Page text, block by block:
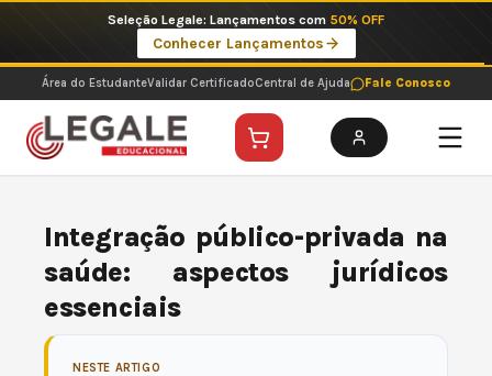
o
conteúdo
Imperdíveis no Pix: Pós Selecionadas a 199 reais no pix em parcela única
Ver ofertas
Área do EstudanteValidar CertificadoCentral de Ajuda Fale Conosco
Integração público-privada na
saúde: aspectos jurídicos
essenciais
NESTE ARTIGO